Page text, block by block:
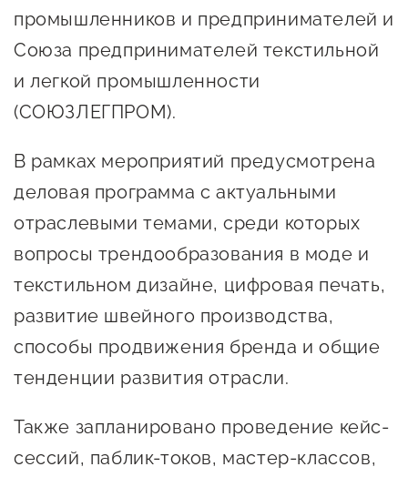
Финансовая поддержка
Меры поддержки в условиях
внешнего санкционного
давления
Центры поддержки
Центр информационно-
консультационного
О центре
Поддержка центра
Онлайн-витрина
Центр образовательных
программ и молодежного
предпринимательства
О центре
Календарь
Центр инноваций
социальной сферы
промышленников и предпринимателей и
Союза предпринимателей текстильной
и легкой промышленности
(СОЮЗЛЕГПРОМ).
В рамках мероприятий предусмотрена
деловая программа с актуальными
отраслевыми темами, среди которых
вопросы трендообразования в моде и
текстильном дизайне, цифровая печать,
развитие швейного производства,
способы продвижения бренда и общие
тенденции развития отрасли.
Также запланировано проведение кейс-
сессий, паблик-токов, мастер-классов,